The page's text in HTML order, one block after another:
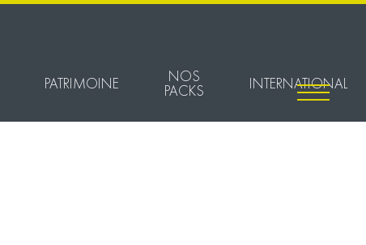
PATRIMOINE NOS
PACKS INTERNATIONAL